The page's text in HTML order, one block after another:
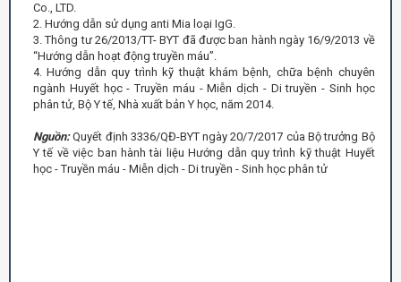
Co., LTD.
2. Hướng dẫn sử dụng anti Mia loại IgG.
3. Thông tư 26/2013/TT- BYT đã được ban hành ngày 16/9/2013 về
“Hướng dẫn hoạt động truyền máu”.
4. Hướng dẫn quy trình kỹ thuật khám bệnh, chữa bệnh chuyên
ngành Huyết học - Truyền máu - Miễn dịch - Di truyền - Sinh học
phân tử, Bộ Y tế, Nhà xuất bản Y học, năm 2014.
Nguồn:Quyết định 3336/QĐ-BYT ngày 20/7/2017 của Bộ trưởng Bộ
Y tế về việc ban hành tài liệu Hướng dẫn quy trình kỹ thuật Huyết
học - Truyền máu - Miễn dịch - Di truyền - Sinh học phân tử